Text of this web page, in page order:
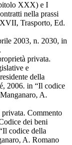
XXX) e I
nella prassi
Trasporto, Ed.
2003, n. 2030, in
privata.
e
della
2006. in “Il codice
A.
Commento
dei beni
codice della
A. Romano